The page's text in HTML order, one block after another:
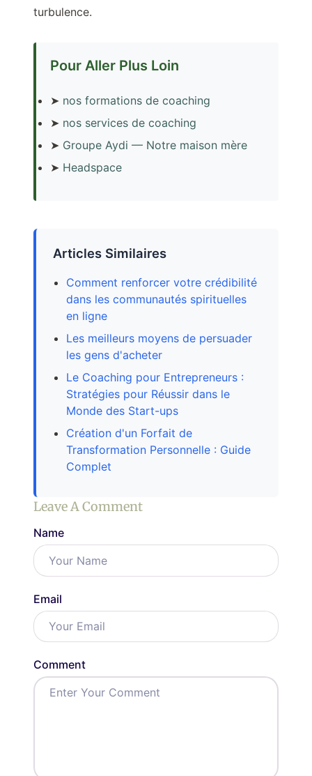
turbulence.
Pour Aller Plus Loin
➤ nos formations de coaching
➤ nos services de coaching
➤ Groupe Aydi — Notre maison mère
➤ Headspace
Articles Similaires
Comment renforcer votre crédibilité
dans les communautés spirituelles
en ligne
Les meilleurs moyens de persuader
les gens d'acheter
Le Coaching pour Entrepreneurs :
Stratégies pour Réussir dans le
Monde des Start-ups
Création d'un Forfait de
Transformation Personnelle : Guide
Complet
Leave A Comment
Name
Email
Comment